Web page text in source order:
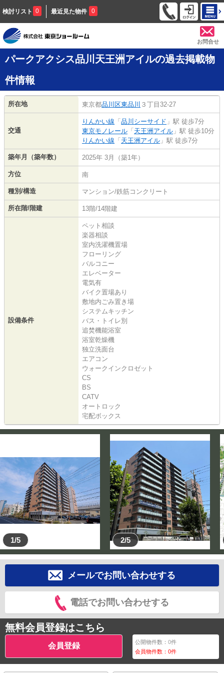
検討リスト 0 最近見た物件 0
お問合せ
パークアクシス品川天王洲アイルの過去掲載物
件情報
所在地 東京都品川区東品川 ３丁目32-27
交通
りんかい線 「 品川シーサイド 」駅 徒歩7分
東京モノレール 「 天王洲アイル 」駅 徒歩10分
りんかい線 「 天王洲アイル 」駅 徒歩7分
築年月（築年数） 2025年 3月（築1年）
方位 南
種別/構造 マンション/鉄筋コンクリート
所在階/階建 13階/14階建
設備条件
ペット相談
楽器相談
室内洗濯機置場
フローリング
バルコニー
エレベーター
電気有
バイク置場あり
敷地内ごみ置き場
システムキッチン
バス・トイレ別
追焚機能浴室
浴室乾燥機
独立洗面台
エアコン
ウォークインクロゼット
CS
BS
CATV
オートロック
宅配ボックス
1/5 2/5
メールでお問い合わせする
電話でお問い合わせする
無料会員登録はこちら
会員登録 公開物件数：0件
会員物件数：0件